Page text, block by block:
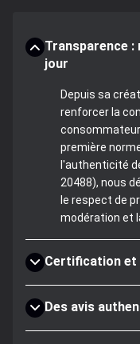
Transparence :
jour
Depuis sa
renforcer la
première
l'authenticité
20488), nous
le respect de
modération et
Certification et
Des avis